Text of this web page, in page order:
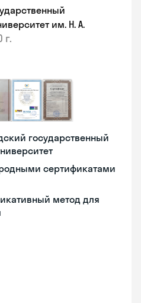
им. Н. А.
г.
государственный
сертификатами
метод для